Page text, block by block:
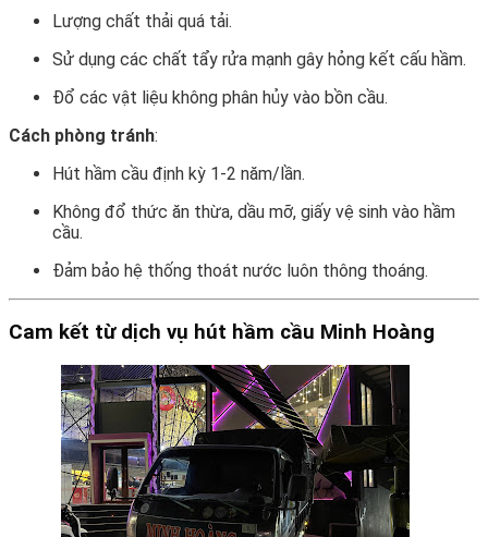
Lượng chất thải quá tải.
Sử dụng các chất tẩy rửa mạnh gây hỏng kết cấu hầm.
Đổ các vật liệu không phân hủy vào bồn cầu.
Cách phòng tránh:
Hút hầm cầu định kỳ 1-2 năm/lần.
Không đổ thức ăn thừa, dầu mỡ, giấy vệ sinh vào hầm
cầu.
Đảm bảo hệ thống thoát nước luôn thông thoáng.
Cam kết từ dịch vụ hút hầm cầu Minh Hoàng